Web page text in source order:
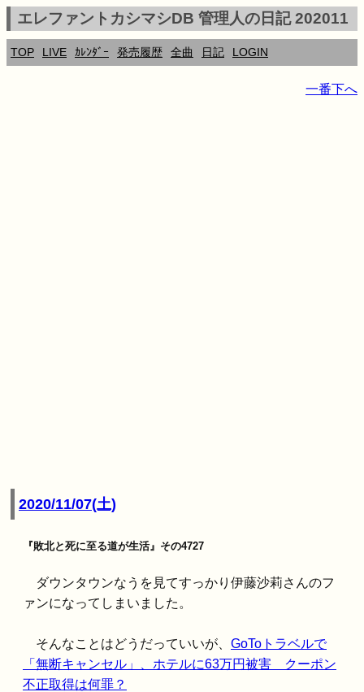
エレファントカシマシDB 管理人の日記 202011
TOP LIVE ｶﾚﾝﾀﾞｰ 発売履歴 全曲 日記 LOGIN
一番下へ
2020/11/07(土)
『敗北と死に至る道が生活』その4727
ダウンタウンなうを見てすっかり伊藤沙莉さんのフ
ァンになってしまいました。
そんなことはどうだっていいが、 GoToトラベルで
「無断キャンセル」、ホテルに63万円被害 クーポン
不正取得は何罪？